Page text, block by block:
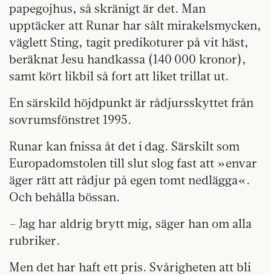
papegojhus, så skränigt är det. Man
upptäcker att Runar har sålt mirakelsmycken,
väglett Sting, tagit predikoturer på vit häst,
beräknat Jesu handkassa (140 000 kronor),
samt kört likbil så fort att liket trillat ut.
En särskild höjdpunkt är rådjursskyttet från
sovrumsfönstret 1995.
Runar kan fnissa åt det i dag. Särskilt som
Europadomstolen till slut slog fast att »envar
äger rätt att rådjur på egen tomt nedlägga«.
Och behålla bössan.
– Jag har aldrig brytt mig, säger han om alla
rubriker.
Men det har haft ett pris. Svårigheten att bli